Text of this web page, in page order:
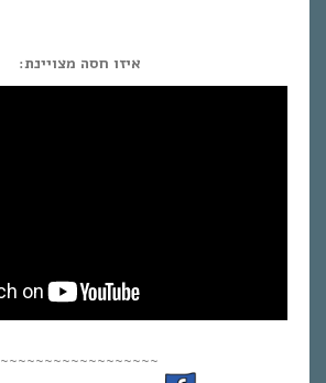
איזו חסה מצויינת:
~~~~~~~~~~~~~~~~~~